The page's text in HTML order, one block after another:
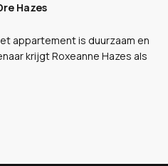
Hazes
appartement is duurzaam en
krijgt Roxeanne Hazes als